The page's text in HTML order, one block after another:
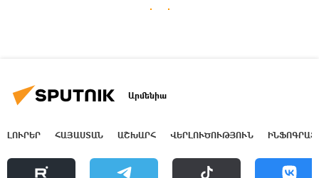
Արմենիա
ԼՈՒՐԵՐ ՀԱՅԱՍՏԱՆ ԱՇԽԱՐՀ ՎԵՐԼՈՒԾՈՒԹՅՈՒՆ